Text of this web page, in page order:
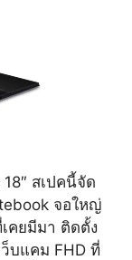
สเปคนี้จัด
จอใหญ่
คยมีมา ติดตั้ง
บแคม FHD ที่